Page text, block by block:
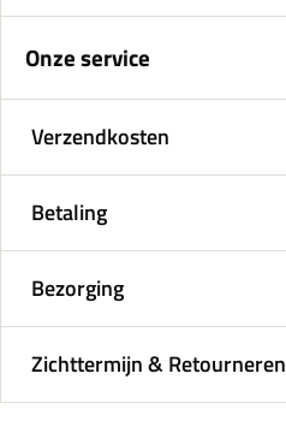
Onze service
Verzendkosten
Betaling
Bezorging
Zichttermijn & Retourneren